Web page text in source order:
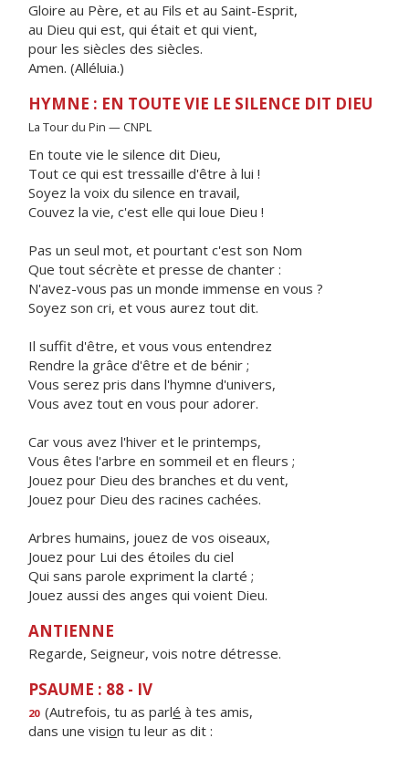
Gloire au Père, et au Fils et au Saint-Esprit,
au Dieu qui est, qui était et qui vient,
pour les siècles des siècles.
Amen. (Alléluia.)
HYMNE : EN TOUTE VIE LE SILENCE DIT DIEU
La Tour du Pin — CNPL
En toute vie le silence dit Dieu,
Tout ce qui est tressaille d'être à lui !
Soyez la voix du silence en travail,
Couvez la vie, c'est elle qui loue Dieu !
Pas un seul mot, et pourtant c'est son Nom
Que tout sécrète et presse de chanter :
N'avez-vous pas un monde immense en vous ?
Soyez son cri, et vous aurez tout dit.
Il suffit d'être, et vous vous entendrez
Rendre la grâce d'être et de bénir ;
Vous serez pris dans l'hymne d'univers,
Vous avez tout en vous pour adorer.
Car vous avez l'hiver et le printemps,
Vous êtes l'arbre en sommeil et en fleurs ;
Jouez pour Dieu des branches et du vent,
Jouez pour Dieu des racines cachées.
Arbres humains, jouez de vos oiseaux,
Jouez pour Lui des étoiles du ciel
Qui sans parole expriment la clarté ;
Jouez aussi des anges qui voient Dieu.
ANTIENNE
Regarde, Seigneur, vois notre détresse.
PSAUME : 88 - IV
20 (Autrefois, tu as parlé à tes amis,
dans une vision tu leur as dit :